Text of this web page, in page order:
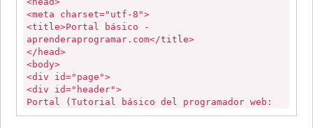
<meta charset="utf-8">
<title>Portal básico -
aprenderaprogramar.com</title>
</head>
<body>
<div id="page">
<div id="header">
Portal (Tutorial básico del programador web:
HTML desde cero) - aprenderaprogramar.com